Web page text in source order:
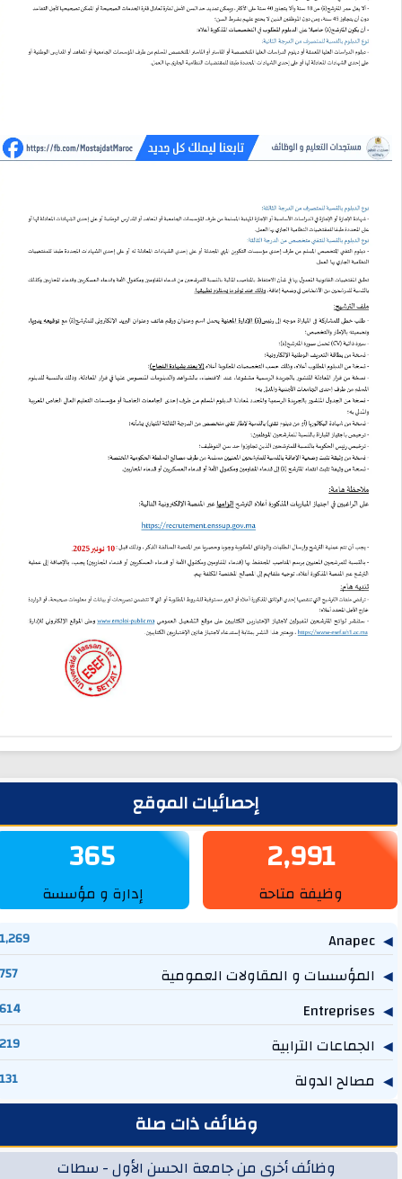
إحصائيات الموقع
2,991
وظيفة متاحة
365
إدارة و مؤسسة
Anapec
1,269
المؤسسات و المقاولات العمومية 757
Entreprises
614
الجماعات الترابية 219
مصالح الدولة 131
وظائف ذات صلة
وظائف أخرى من جامعة الحسن الأول - سطات